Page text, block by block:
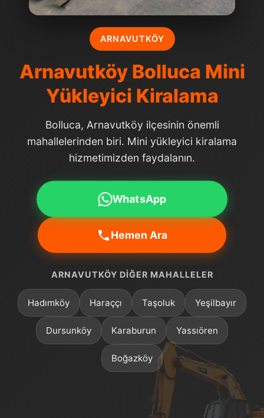
ARNAVUTKÖY
Arnavutköy Bolluca Mini
Yükleyici Kiralama
Bolluca, Arnavutköy ilçesinin önemli
mahallelerinden biri. Mini yükleyici kiralama
hizmetimizden faydalanın.
WhatsApp
Hemen Ara
ARNAVUTKÖY DIĞER MAHALLELER
Hadımköy Haraççı Taşoluk Yeşilbayır
Dursunköy Karaburun Yassıören
Boğazköy